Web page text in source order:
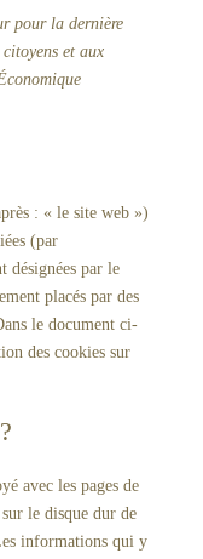
pour la dernière
et aux
: « le site web »)
(par
désignées par le
placés par des
le document ci-
des cookies sur
avec les pages de
le disque dur de
informations qui y